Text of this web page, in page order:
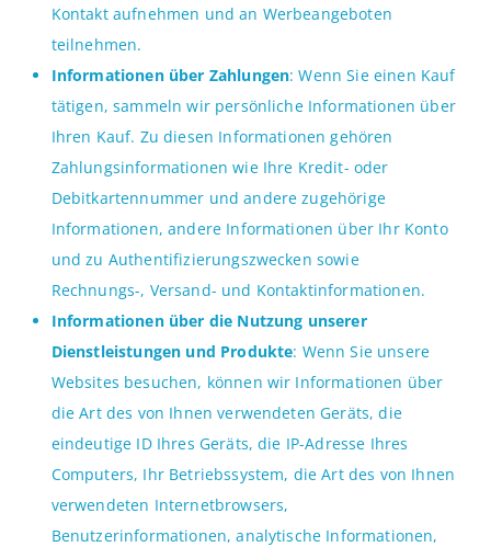
Kontakt aufnehmen und an Werbeangeboten
teilnehmen.
Informationen über Zahlungen: Wenn Sie einen Kauf
tätigen, sammeln wir persönliche Informationen über
Ihren Kauf. Zu diesen Informationen gehören
Zahlungsinformationen wie Ihre Kredit- oder
Debitkartennummer und andere zugehörige
Informationen, andere Informationen über Ihr Konto
und zu Authentifizierungszwecken sowie
Rechnungs-, Versand- und Kontaktinformationen.
Informationen über die Nutzung unserer
Dienstleistungen und Produkte: Wenn Sie unsere
Websites besuchen, können wir Informationen über
die Art des von Ihnen verwendeten Geräts, die
eindeutige ID Ihres Geräts, die IP-Adresse Ihres
Computers, Ihr Betriebssystem, die Art des von Ihnen
verwendeten Internetbrowsers,
Benutzerinformationen, analytische Informationen,